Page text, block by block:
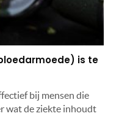
is te
bij mensen die
wat de ziekte inhoudt